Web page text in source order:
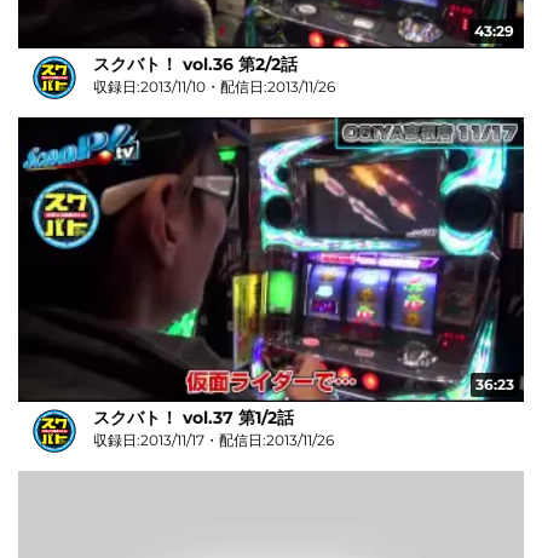
43:29
スクバト！ vol.36 第2/2話
収録日:2013/11/10・配信日:2013/11/26
36:23
スクバト！ vol.37 第1/2話
収録日:2013/11/17・配信日:2013/11/26